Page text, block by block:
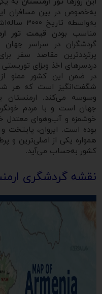
به‌خصوص در بین مسافران
به‌واسطه
مناسب ‌بودن قیمت تور
گردشگران در سراسر جهان
پرترددترین مقاصد سفر
دردسرهای اخذ ویزای توریستی
در ضمن این کشور مملو
شگفت‌انگیز است که هر
وسوسه می‌کند. ارمنستان
جهان است و با مردم
خوشمزه و آب‌وهوای معتدل
بوده است. ایروان، پایتخت
همواره یکی از اصلی‌ترین و
کشور به‌حساب می‌آید.
نقشه گردشگری